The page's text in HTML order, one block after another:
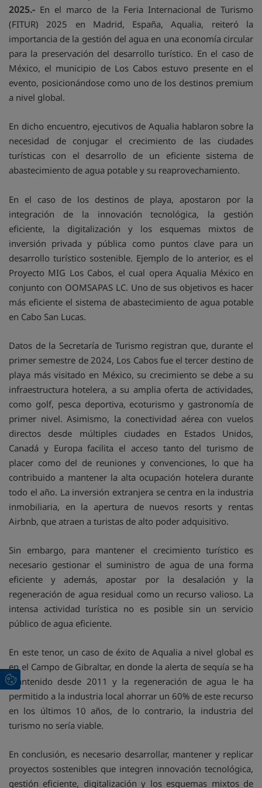
2025.- En el marco de la Feria Internacional de Turismo
(FITUR) 2025 en Madrid, España, Aqualia, reiteró la
importancia de la gestión del agua en una economía circular
para la preservación del desarrollo turístico. En el caso de
México, el municipio de Los Cabos estuvo presente en el
evento, posicionándose como uno de los destinos premium
a nivel global.
En dicho encuentro, ejecutivos de Aqualia hablaron sobre la
necesidad de conjugar el crecimiento de las ciudades
turísticas con el desarrollo de un eficiente sistema de
abastecimiento de agua potable y su reaprovechamiento.
En el caso de los destinos de playa, apostaron por la
integración de la innovación tecnológica, la gestión
eficiente, la digitalización y los esquemas mixtos de
inversión privada y pública como puntos clave para un
desarrollo turístico sostenible. Ejemplo de lo anterior, es el
Proyecto MIG Los Cabos, el cual opera Aqualia México en
conjunto con OOMSAPAS LC. Uno de sus objetivos es hacer
más eficiente el sistema de abastecimiento de agua potable
en Cabo San Lucas.
Datos de la Secretaría de Turismo registran que, durante el
primer semestre de 2024, Los Cabos fue el tercer destino de
playa más visitado en México, su crecimiento se debe a su
infraestructura hotelera, a su amplia oferta de actividades,
como golf, pesca deportiva, ecoturismo y gastronomía de
primer nivel. Asimismo, la conectividad aérea con vuelos
directos desde múltiples ciudades en Estados Unidos,
Canadá y Europa facilita el acceso tanto del turismo de
placer como del de reuniones y convenciones, lo que ha
contribuido a mantener la alta ocupación hotelera durante
todo el año. La inversión extranjera se centra en la industria
inmobiliaria, en la apertura de nuevos resorts y rentas
Airbnb, que atraen a turistas de alto poder adquisitivo.
Sin embargo, para mantener el crecimiento turístico es
necesario gestionar el suministro de agua de una forma
eficiente y además, apostar por la desalación y la
regeneración de agua residual como un recurso valioso. La
intensa actividad turística no es posible sin un servicio
público de agua eficiente.
En este tenor, un caso de éxito de Aqualia a nivel global es
en el Campo de Gibraltar, en donde la alerta de sequía se ha
mantenido desde 2011 y la regeneración de agua le ha
permitido a la industria local ahorrar un 60% de este recurso
en los últimos 10 años, de lo contrario, la industria del
turismo no sería viable.
En conclusión, es necesario desarrollar, mantener y replicar
proyectos sostenibles que integren innovación tecnológica,
gestión eficiente, digitalización y los esquemas mixtos de